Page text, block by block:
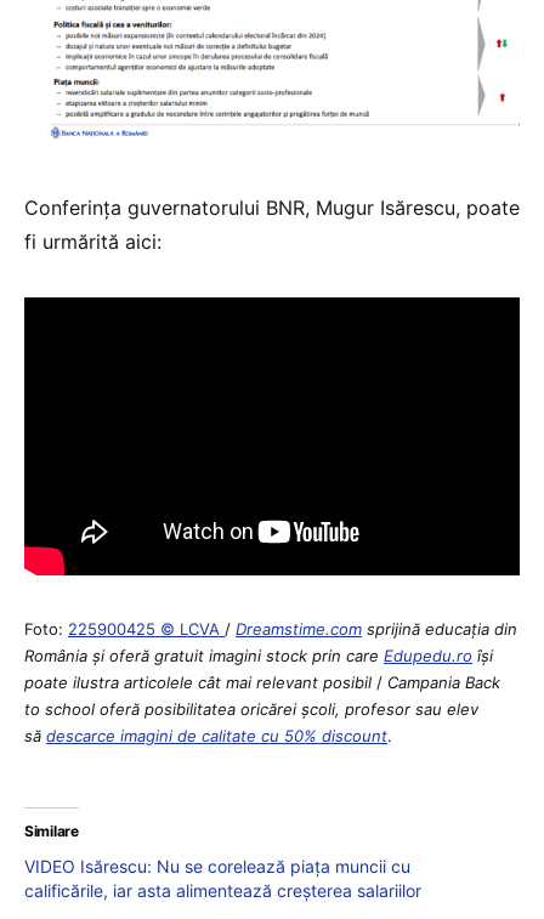
Conferința guvernatorului BNR, Mugur Isărescu, poate
fi urmărită aici:
Foto: 225900425 © LCVA / Dreamstime.com sprijină educaţia din
România şi oferă gratuit imagini stock prin care Edupedu.ro îşi
poate ilustra articolele cât mai relevant posibil / Campania Back
to school oferă posibilitatea oricărei școli, profesor sau elev
să descarce imagini de calitate cu 50% discount.
Similare
VIDEO Isărescu: Nu se corelează piața muncii cu
calificările, iar asta alimentează creșterea salariilor